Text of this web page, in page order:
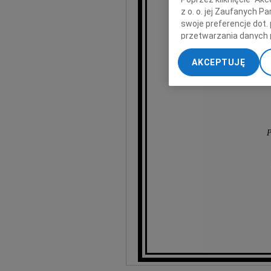
z o. o. jej Zaufanych
swoje preferencje dot.
przetwarzania danych
„Ustawienia
My, nasi Zaufani
dokładnych danych
Przechowywanie
treści, badnie
AKCEPTUJĘ